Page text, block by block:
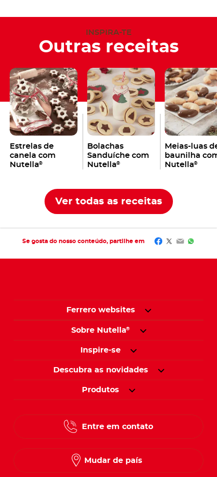
INSPIRA-TE
Outras receitas
Estrelas de
canela com
Nutella®
Bolachas
Sanduíche com
Nutella®
Meias-luas
baunilha
Nutella®
Ver todas as receitas
Se gosta do nosso conteúdo, partilhe em Facebook
Twitter
Email
Ferrero websites
Sobre Nutella®
Inspire-se
Descubra as novidades
Produtos
Entre em contato
Mudar de país